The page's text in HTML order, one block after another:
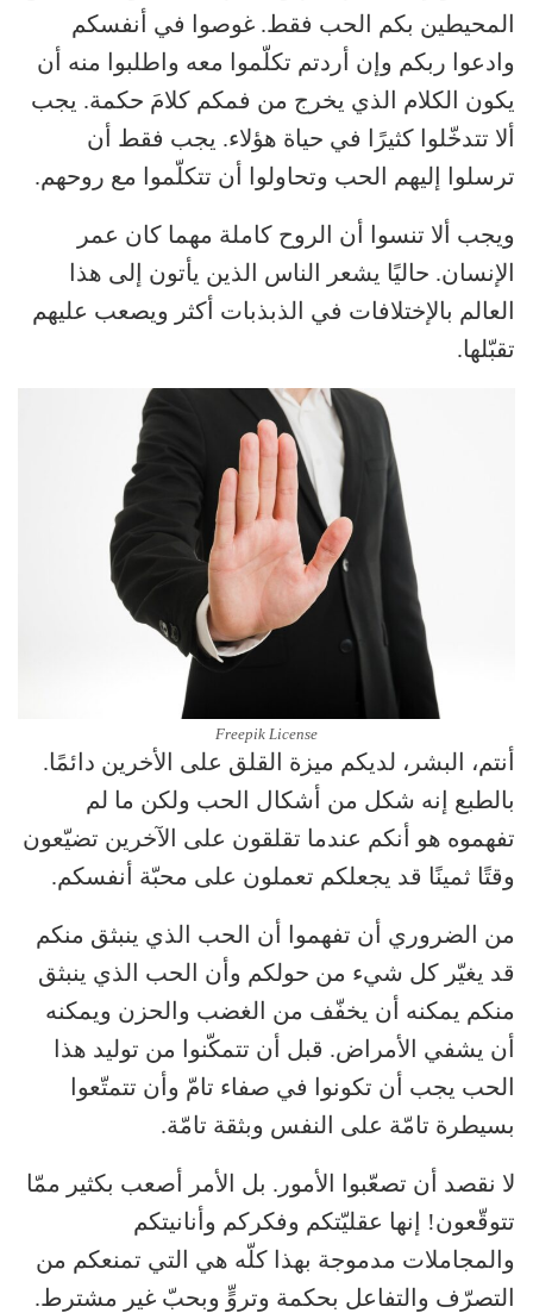
المحيطين بكم الحب فقط. غوصوا في أنفسكم
وادعوا ربكم وإن أردتم تكلّموا معه واطلبوا منه أن
يكون الكلام الذي يخرج من فمكم كلامَ حكمة. يجب
ألا تتدخّلوا كثيرًا في حياة هؤلاء. يجب فقط أن
ترسلوا إليهم الحب وتحاولوا أن تتكلّموا مع روحهم.
ويجب ألا تنسوا أن الروح كاملة مهما كان عمر
الإنسان. حاليًا يشعر الناس الذين يأتون إلى هذا
العالم بالإختلافات في الذبذبات أكثر ويصعب عليهم
تقبّلها.
Freepik License
أنتم، البشر، لديكم ميزة القلق على الأخرين دائمًا.
بالطبع إنه شكل من أشكال الحب ولكن ما لم
تفهموه هو أنكم عندما تقلقون على الآخرين تضيّعون
وقتًا ثمينًا قد يجعلكم تعملون على محبّة أنفسكم.
من الضروري أن تفهموا أن الحب الذي ينبثق منكم
قد يغيّر كل شيء من حولكم وأن الحب الذي ينبثق
منكم يمكنه أن يخفّف من الغضب والحزن ويمكنه
أن يشفي الأمراض. قبل أن تتمكّنوا من توليد هذا
الحب يجب أن تكونوا في صفاء تامّ وأن تتمتّعوا
بسيطرة تامّة على النفس وبثقة تامّة.
لا نقصد أن تصعّبوا الأمور. بل الأمر أصعب بكثير ممّا
تتوقّعون! إنها عقليّتكم وفكركم وأنانيتكم
والمجاملات مدموجة بهذا كلّه هي التي تمنعكم من
التصرّف والتفاعل بحكمة وتروٍّ وبحبّ غير مشترط.